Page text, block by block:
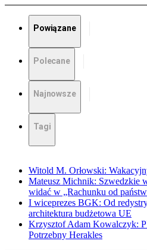
Powiązane
Polecane
Najnowsze
Tagi
Witold M. Orłowski:
Mateusz Michnik: Szwedzkie
widać w „Rachunku od
I wiceprezes BGK: Od
architektura budżetowa UE
Krzysztof Adam Kowalczyk:
Potrzebny Herakles